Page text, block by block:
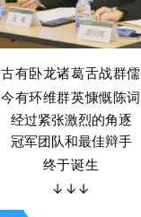
古有卧龙诸葛舌战群儒
今有环维群英慷慨陈词
经过紧张激烈的角逐
冠军团队和最佳辩手
终于诞生
↓↓↓